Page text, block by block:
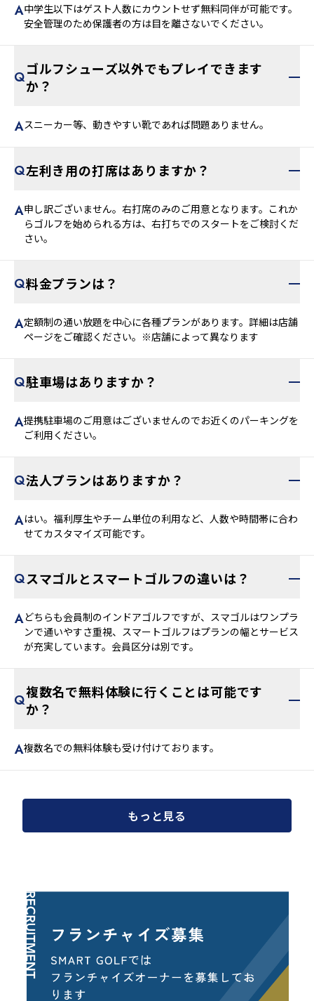
中学生以下はゲスト人数にカウントせず無料同伴が可能です。
安全管理のため保護者の方は目を離さないでください。
ゴルフシューズ以外でもプレイできます
か？
スニーカー等、動きやすい靴であれば問題ありません。
左利き用の打席はありますか？
申し訳ございません。右打席のみのご用意となります。これか
らゴルフを始められる方は、右打ちでのスタートをご検討くだ
さい。
料金プランは？
定額制の通い放題を中心に各種プランがあります。詳細は店舗
ページをご確認ください。※店舗によって異なります
駐車場はありますか？
提携駐車場のご用意はございませんのでお近くのパーキングを
ご利用ください。
法人プランはありますか？
はい。福利厚生やチーム単位の利用など、人数や時間帯に合わ
せてカスタマイズ可能です。
スマゴルとスマートゴルフの違いは？
どちらも会員制のインドアゴルフですが、スマゴルはワンプラ
ンで通いやすさ重視、スマートゴルフはプランの幅とサービス
が充実しています。会員区分は別です。
複数名で無料体験に行くことは可能です
か？
複数名での無料体験も受け付けております。
もっと見る